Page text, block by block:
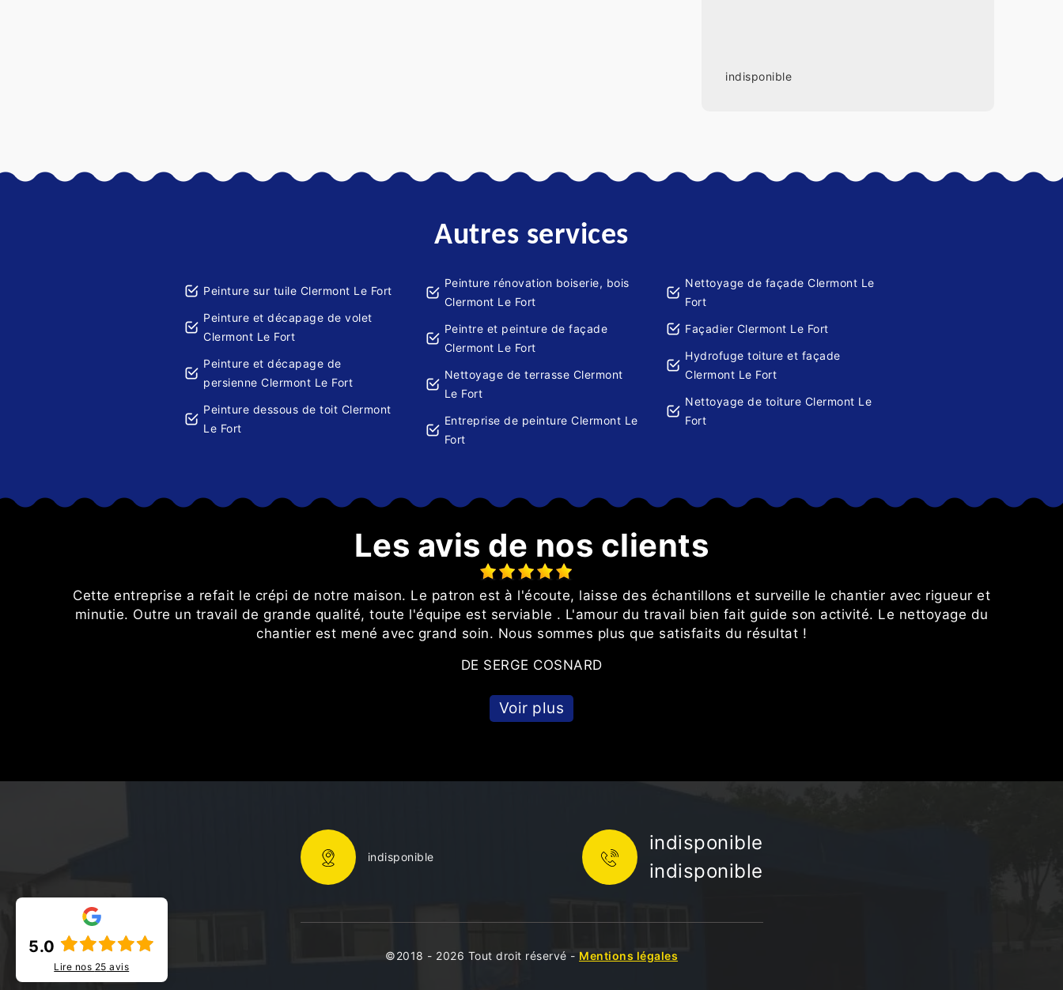
indisponible
Autres services
Peinture sur tuile Clermont Le Fort
Peinture et décapage de volet
Clermont Le Fort
Peinture et décapage de
persienne Clermont Le Fort
Peinture dessous de toit Clermont
Le Fort
Peinture rénovation boiserie, bois
Clermont Le Fort
Peintre et peinture de façade
Clermont Le Fort
Nettoyage de terrasse Clermont
Le Fort
Entreprise de peinture Clermont Le
Fort
Nettoyage de façade Clermont Le
Fort
Façadier Clermont Le Fort
Hydrofuge toiture et façade
Clermont Le Fort
Nettoyage de toiture Clermont Le
Fort
Les avis de nos clients
Cette entreprise a refait le crépi de notre maison. Le patron est à l'écoute, laisse des échantillons et surveille le chantier avec rigueur et
minutie. Outre un travail de grande qualité, toute l'équipe est serviable . L'amour du travail bien fait guide son activité. Le nettoyage du
chantier est mené avec grand soin. Nous sommes plus que satisfaits du résultat !
DE SERGE COSNARD
Voir plus
indisponible
indisponible
indisponible
©2018 - 2026 Tout droit réservé - Mentions légales
5.0
Lire nos 25 avis